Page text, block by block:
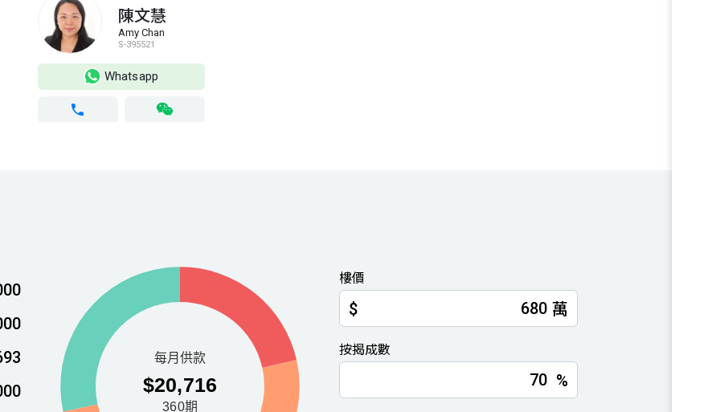
陳文慧
Amy Chan
S-395521
Whatsapp
樓價
$ 萬
按揭成數
%